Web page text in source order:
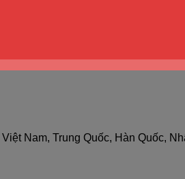
Nam, Trung Quốc, Hàn Quốc,